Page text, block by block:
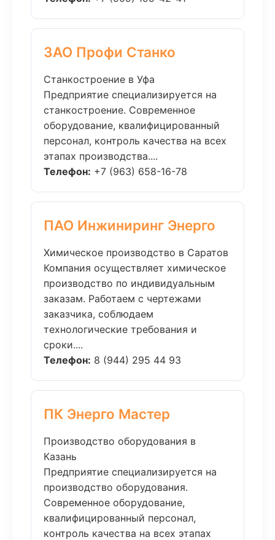
ЗАО Профи Станко
Станкостроение в Уфа
Предприятие специализируется на
станкостроение. Современное
оборудование, квалифицированный
персонал, контроль качества на всех
этапах производства....
Телефон: +7 (963) 658-16-78
ПАО Инжиниринг Энерго
Химическое производство в Саратов
Компания осуществляет химическое
производство по индивидуальным
заказам. Работаем с чертежами
заказчика, соблюдаем
технологические требования и
сроки....
Телефон: 8 (944) 295 44 93
ПК Энерго Мастер
Производство оборудования в
Казань
Предприятие специализируется на
производство оборудования.
Современное оборудование,
квалифицированный персонал,
контроль качества на всех этапах